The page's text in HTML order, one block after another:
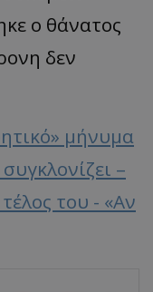
ο θάνατος
δεν
μήνυμα
–
του - «Αν